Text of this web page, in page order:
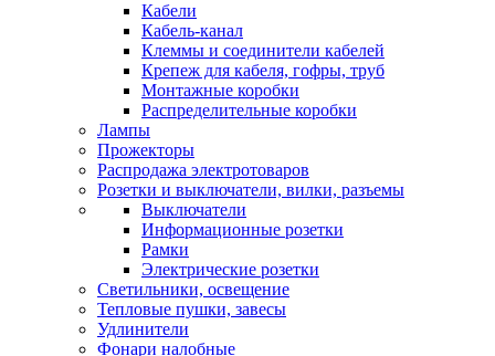
Кабели
Кабель-канал
Клеммы и соединители кабелей
Крепеж для кабеля, гофры, труб
Монтажные коробки
Распределительные коробки
Лампы
Прожекторы
Распродажа электротоваров
Розетки и выключатели, вилки, разъемы
Выключатели
Информационные розетки
Рамки
Электрические розетки
Светильники, освещение
Тепловые пушки, завесы
Удлинители
Фонари налобные